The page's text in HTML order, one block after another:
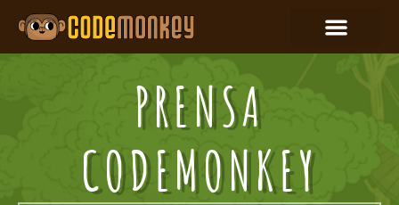
PRENSA
CODEMONKEY